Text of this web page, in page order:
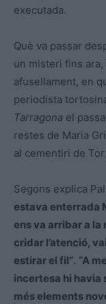
executada.
Què va passar
un misteri fins
afusellament, en
periodista
Tarragona el
restes de Maria
al cementiri de
Segons explica
estava enterrada
ens va arribar a la
cridar l’atenció,
estirar el fil”. “A
incertesa hi havia
més elements